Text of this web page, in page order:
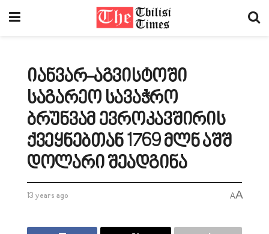
იანვარ-აგვისტოში
საგარეო სავაჭრო
ბრუნვამ ევროკავშირის
ქვეყნებთან 1769 მლნ აშშ
დოლარი შეადგინა
13 years ago AA